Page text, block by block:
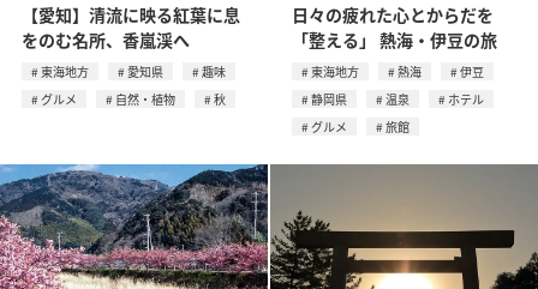
【愛知】清流に映る紅葉に息
をのむ名所、⾹嵐渓へ
東海地方 愛知県
趣味
グルメ
自然・植物 秋
日々の疲れた心とからだを
「整える」 熱海・伊豆の旅
東海地方 熱海
伊豆
静岡県
温泉
ホテル
グルメ
旅館